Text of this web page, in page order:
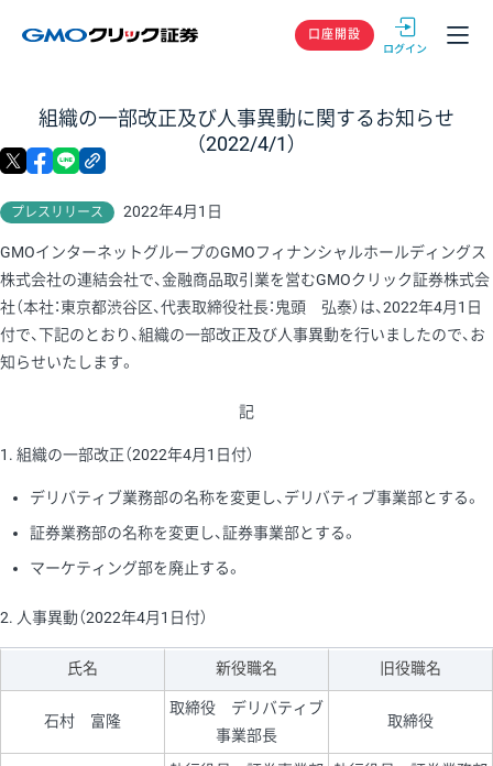
GMOクリック
口座開設
組織の一部改正及び人事異動に関するお知らせ
（2022/4/1）
プレスリリース 2022年4月1日
X facebook
GMOインターネットグループのGMOフィナンシャルホールディングス
株式会社の連結会社で、金融商品取引業を営むGMOクリック証券株式会
社（本社：東京都渋谷区、代表取締役社長：鬼頭 弘泰）は、2022年4月1日
付で、下記のとおり、組織の一部改正及び人事異動を行いましたので、お
知らせいたします。
記
1. 組織の一部改正（2022年4月1日付）
デリバティブ業務部の名称を変更し、デリバティブ事業部とする。
証券業務部の名称を変更し、証券事業部とする。
マーケティング部を廃止する。
2. 人事異動（2022年4月1日付）
氏名 新役職名 旧役職名
石村 富隆
取締役 デリバティブ
事業部長
取締役